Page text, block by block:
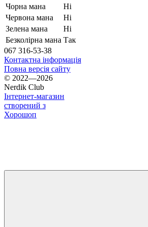
Чорна мана
Ні
Червона мана
Ні
Зелена мана
Ні
Безколірна мана Так
067 316-53-38
Контактна інформація
Повна версія сайту
© 2022—2026
Nerdik Club
Інтернет-магазин
створений з
Хорошоп